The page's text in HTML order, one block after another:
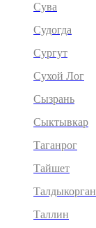
Сува
Судогда
Сургут
Сухой Лог
Сызрань
Сыктывкар
Таганрог
Тайшет
Талдыкорган
Таллин